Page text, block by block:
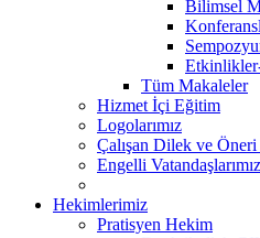
Bi̇li̇msel
Tüm Makaleler
Hizmet İçi Eğitim
Logolarımız
Çalışan Dilek ve
Engelli
Hekimlerimiz
Pratisyen Hekim